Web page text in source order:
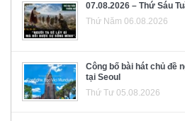
07.08.2026 – Thứ Sáu
Thứ Năm 06.08.2026
Công bố bài hát chủ đề
tại Seoul
Thứ Tư 05.08.2026